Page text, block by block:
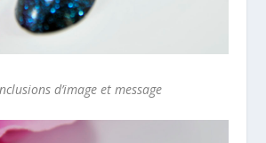
d’image et message